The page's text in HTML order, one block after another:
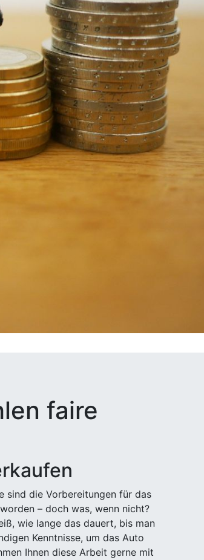
faire
sind die Vorbereitungen für das
– doch was, wenn nicht?
wie lange das dauert, bis man
Kenntnisse, um das Auto
Ihnen diese Arbeit gerne mit